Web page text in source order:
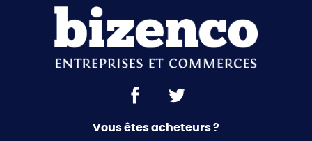
Vous êtes acheteurs ?